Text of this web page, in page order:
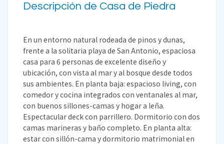
Descripción de Casa de Piedra
En un entorno natural rodeada de pinos y dunas,
frente a la solitaria playa de San Antonio, espaciosa
casa para 6 personas de excelente diseño y
ubicación, con vista al mar y al bosque desde todos
sus ambientes. En planta baja: espacioso living, con
comedor y cocina integrados con ventanales al mar,
con buenos sillones-camas y hogar a leña.
Espectacular deck con parrillero. Dormitorio con dos
camas marineras y baño completo. En planta alta:
estar con sillón-cama y dormitorio matrimonial en